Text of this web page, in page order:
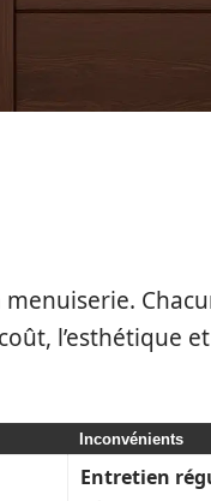
l’esthétique
Inconvénients
Entretien